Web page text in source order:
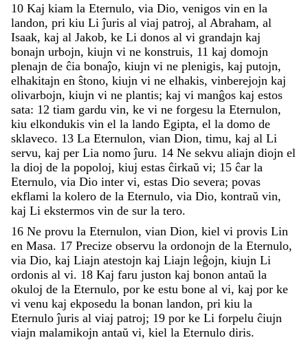
10 Kaj kiam la Eternulo, via Dio, venigos vin en la
landon, pri kiu Liĵuris al viaj patroj, al Abraham, al
Isaak, kaj al Jakob, ke Li donos al vi grandajn kaj
bonajn urbojn, kiujn vi ne konstruis, 11 kaj domojn
plenajn de ĉia bonaĵo, kiujn vi ne plenigis, kaj putojn,
elhakitajn en ŝtono, kiujn vi ne elhakis, vinberejojn kaj
olivarbojn, kiujn vi ne plantis; kaj vi manĝos kaj estos
sata: 12 tiam gardu vin, ke vi ne forgesu la Eternulon,
kiu elkondukis vin el la lando Egipta, el la domo de
sklaveco. 13 La Eternulon, vian Dion, timu, kaj al Li
servu, kaj per Lia nomoĵuru. 14 Ne sekvu aliajn diojn el
la dioj de la popoloj, kiuj estas ĉirkaŭ vi; 15 ĉar la
Eternulo, via Dio inter vi, estas Dio severa; povas
ekflami la kolero de la Eternulo, via Dio, kontraŭ vin,
kaj Li ekstermos vin de sur la tero.
16 Ne provu la Eternulon, vian Dion, kiel vi provis Lin
en Masa. 17 Precize observu la ordonojn de la Eternulo,
via Dio, kaj Liajn atestojn kaj Liajn leĝojn, kiujn Li
ordonis al vi. 18 Kaj faru juston kaj bonon antaŭ la
okuloj de la Eternulo, por ke estu bone al vi, kaj por ke
vi venu kaj ekposedu la bonan landon, pri kiu la
Eternuloĵuris al viaj patroj; 19 por ke Li forpelu ĉiujn
viajn malamikojn antaŭ vi, kiel la Eternulo diris.